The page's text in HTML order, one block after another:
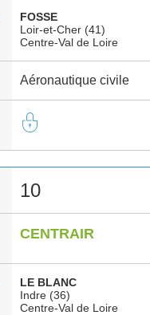
FOSSE
Loir-et-Cher (41)
Centre-Val de Loire
Aéronautique civile
10
CENTRAIR
LE BLANC
Indre (36)
Centre-Val de Loire